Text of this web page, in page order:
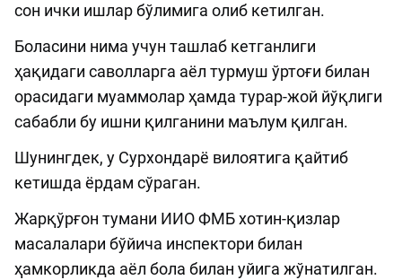
сон ички ишлар бўлимига олиб кетилган.
Боласини нима учун ташлаб кетганлиги
ҳақидаги саволларга аёл турмуш ўртоғи билан
орасидаги муаммолар ҳамда турар-жой йўқлиги
сабабли бу ишни қилганини маълум қилган.
Шунингдек, у Сурхондарё вилоятига қайтиб
кетишда ёрдам сўраган.
Жарқўрғон тумани ИИО ФМБ хотин-қизлар
масалалари бўйича инспектори билан
ҳамкорликда аёл бола билан уйига жўнатилган.